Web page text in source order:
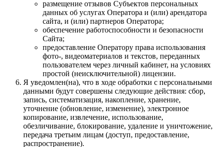
размещение отзывов Субъектов персональных
данных об услугах Оператора и (или) арендатора
сайта, и (или) партнеров Оператора;
обеспечение работоспособности и безопасности
Сайта;
предоставление Оператору права использования
фото-, видеоматериалов и текстов, переданных
пользователем через личный кабинет, на условиях
простой (неисключительной) лицензии.
Я уведомлен(на), что в ходе обработки с персональными
данными будут совершены следующие действия: сбор,
запись, систематизация, накопление, хранение,
уточнение (обновление, изменение), электронное
копирование, извлечение, использование,
обезличивание, блокирование, удаление и уничтожение,
передача третьим лицам (доступ, предоставление,
распространение).